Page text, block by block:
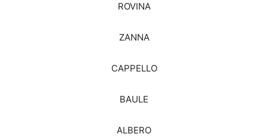
ROVINA
ZANNA
CAPPELLO
BAULE
ALBERO